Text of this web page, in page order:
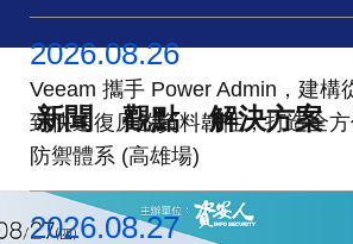
新聞 觀點 解決方案
2026.08.26
Veeam 攜手 Power Admin，建構
到快速復原的資料韌性，打造全
防禦體系 (高雄場)
2026.08.27